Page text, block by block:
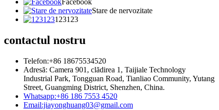
Facebook
Stare de nervozitate
123123
contactul nostru
Telefon:+86 18675534520
Adresă: Camera 901, clădirea 1, Taijiale Technology
Industrial Park, Tongguan Road, Tianliao Community, Yutang
Street, Guangming District, Shenzhen, China.
Whatsapp:+86 186 7553 4520
Email:jiayonghuang03@gmail.com